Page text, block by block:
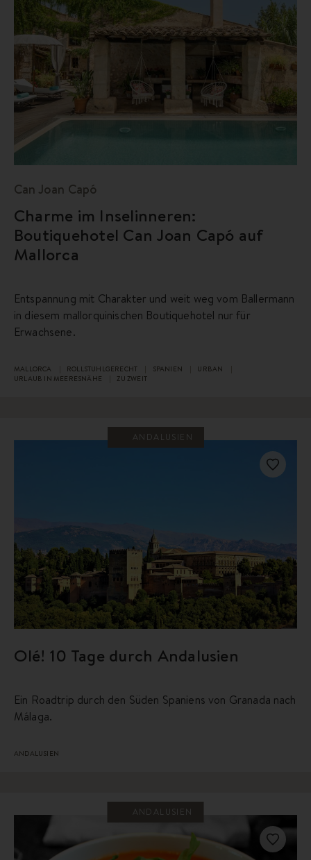
Can Joan Capó
Charme im Inselinneren:
Boutiquehotel Can Joan Capó auf
Mallorca
Entspannung mit Charakter und weit weg vom Ballermann
in diesem mallorquinischen Boutiquehotel nur für
Erwachsene.
MALLORCA ROLLSTUHLGERECHT SPANIEN
URBAN
URLAUB IN MEERESNÄHE
ZU ZWEIT
ANDALUSIEN
Olé! 10 Tage durch Andalusien
Ein Roadtrip durch den Süden Spaniens von Granada nach
Málaga.
ANDALUSIEN
ANDALUSIEN